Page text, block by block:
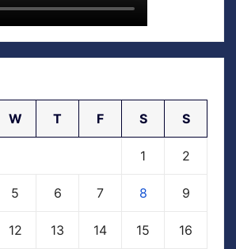
W T F S S
1 2
5 6 7 8 9
12 13 14 15 16